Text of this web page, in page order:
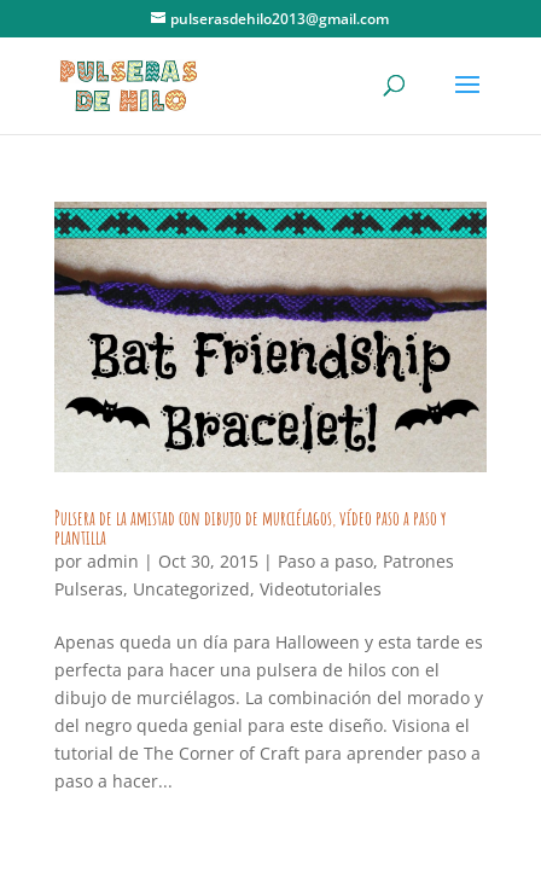
pulserasdehilo2013@gmail.com
Pulsera de la amistad con dibujo de murciélagos, vídeo paso a paso y
plantilla
por admin | Oct 30, 2015| Paso a paso, Patrones
Pulseras, Uncategorized, Videotutoriales
Apenas queda un día para Halloween y esta tarde es
perfecta para hacer una pulsera de hilos con el
dibujo de murciélagos. La combinación del morado y
del negro queda genial para este diseño. Visiona el
tutorial de The Corner of Craft para aprender paso a
paso a hacer...